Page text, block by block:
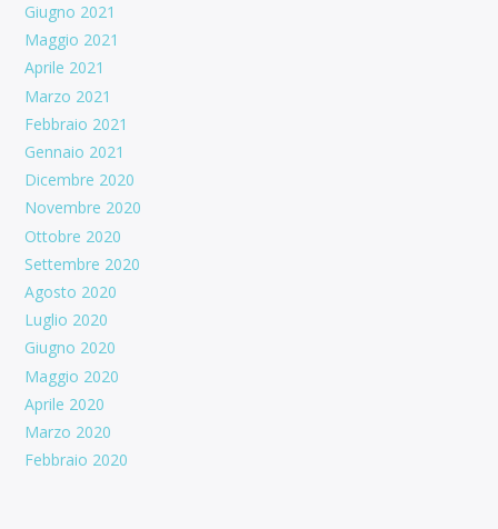
Giugno 2021
Maggio 2021
Aprile 2021
Marzo 2021
Febbraio 2021
Gennaio 2021
Dicembre 2020
Novembre 2020
Ottobre 2020
Settembre 2020
Agosto 2020
Luglio 2020
Giugno 2020
Maggio 2020
Aprile 2020
Marzo 2020
Febbraio 2020